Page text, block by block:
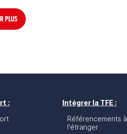
PLUS
:
Intégrer la TFE :
Référencements à
l'étranger